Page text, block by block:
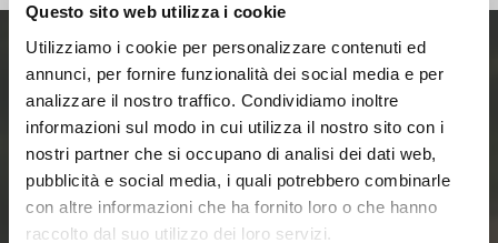
Questo sito web utilizza i cookie
Utilizziamo i cookie per personalizzare contenuti ed
annunci, per fornire funzionalità dei social media e per
analizzare il nostro traffico. Condividiamo inoltre
informazioni sul modo in cui utilizza il nostro sito con i
nostri partner che si occupano di analisi dei dati web,
pubblicità e social media, i quali potrebbero combinarle
con altre informazioni che ha fornito loro o che hanno
raccolto dal suo utilizzo dei loro servizi.
Entra ora nel mondo
delle Smart Home e
delle Comunità